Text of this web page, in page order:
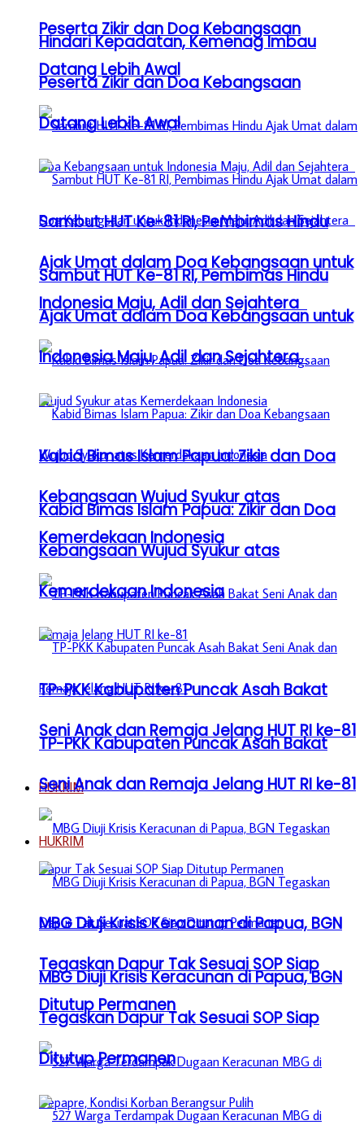
Peserta Zikir dan Doa Kebangsaan
Datang Lebih Awal
Sambut HUT Ke-81 RI, Pembimas Hindu
Ajak Umat dalam Doa Kebangsaan untuk
Indonesia Maju, Adil dan Sejahtera
Kabid Bimas Islam Papua: Zikir dan Doa
Kebangsaan Wujud Syukur atas
Kemerdekaan Indonesia
TP-PKK Kabupaten Puncak Asah Bakat
Seni Anak dan Remaja Jelang HUT RI ke-81
HUKRIM
MBG Diuji Krisis Keracunan di Papua, BGN
Tegaskan Dapur Tak Sesuai SOP Siap
Ditutup Permanen
Hindari Kepadatan, Kemenag Imbau
Peserta Zikir dan Doa Kebangsaan
Datang Lebih Awal
Sambut HUT Ke-81 RI, Pembimas Hindu
Ajak Umat dalam Doa Kebangsaan untuk
Indonesia Maju, Adil dan Sejahtera
Kabid Bimas Islam Papua: Zikir dan Doa
Kebangsaan Wujud Syukur atas
Kemerdekaan Indonesia
TP-PKK Kabupaten Puncak Asah Bakat
Seni Anak dan Remaja Jelang HUT RI ke-81
HUKRIM
MBG Diuji Krisis Keracunan di Papua, BGN
Tegaskan Dapur Tak Sesuai SOP Siap
Ditutup Permanen